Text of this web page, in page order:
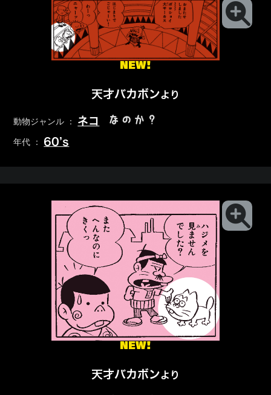
NEW!
天才バカボンより
動物ジャンル ： ネコ なのか？
年代 ： 60’s
NEW!
天才バカボンより